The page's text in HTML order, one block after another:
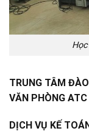
TRUNG TÂM
VĂN PHÒNG ATC
DỊCH VỤ KẾ